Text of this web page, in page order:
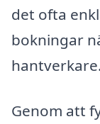
det ofta
bokningar
hantverkare.
Genom att